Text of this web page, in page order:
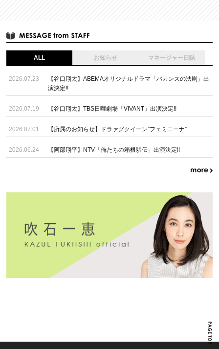
ALL お知らせ マネージャー日誌
2026.07.23
【谷口翔太】ABEMAオリジナルドラマ「バカンスの法則」出
演決定!!
2026.07.19 【谷口翔太】TBS日曜劇場「VIVANT」出演決定!!
2026.07.01 【所属のお知らせ】ドラァグクイーン”フェミニーナ”
2026.06.24 【阿部翔平】NTV「俺たちの箱根駅伝」出演決定!!